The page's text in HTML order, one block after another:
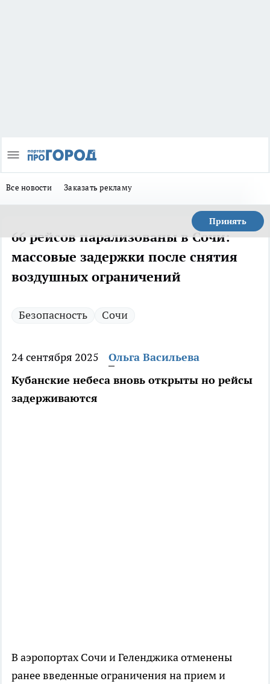
Все новости Заказать рекламу
Принять
66 рейсов парализованы в Сочи:
массовые задержки после снятия
воздушных ограничений
Безопасность Сочи
24 сентября 2025
Ольга Васильева
Кубанские небеса вновь открыты но рейсы
задерживаются
В аэропортах Сочи и Геленджика отменены
ранее введенные ограничения на прием и